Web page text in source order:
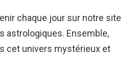
chaque jour sur notre site
astrologiques. Ensemble,
cet univers mystérieux et